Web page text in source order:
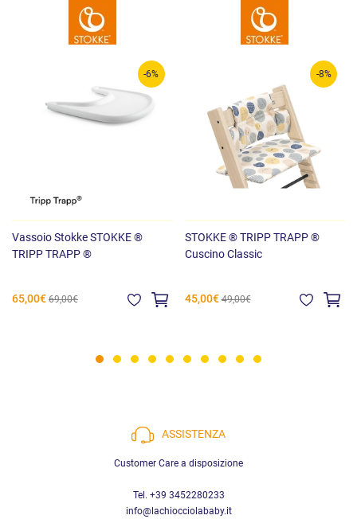
-6%
Vassoio Stokke STOKKE ®
TRIPP TRAPP ®
65,00€ 69,00€
-8%
STOKKE ® TRIPP TRAPP ®
Cuscino Classic
45,00€ 49,00€
ASSISTENZA
Customer Care a disposizione
Tel. +39 3452280233
info@lachiocciolababy.it